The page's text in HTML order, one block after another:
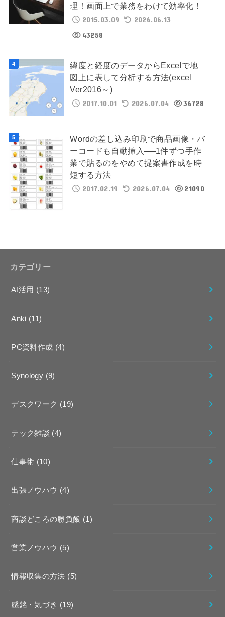
理！画面上で業務をわけて効率化！
2015.03.09
2026.06.13
43258
緯度と経度のデータからExcelで地
図上に表して分析する方法(excel
Ver2016～)
2017.10.01
2026.07.04 36728
Wordの差し込み印刷で商品画像・バ
ーコードも自動挿入──1件ずつ手作
業で貼るのをやめて提案書作成を時
短する方法
2017.02.19
2026.07.04 21090
カテゴリー
AI活用 (13)
Anki (11)
PC資料作成 (4)
Synology (9)
デスクワーク (19)
テック雑談 (4)
仕事術 (10)
出張ノウハウ (4)
商談どころの勝負飯 (1)
営業ノウハウ (5)
情報収集の方法 (5)
感銘・気づき (19)